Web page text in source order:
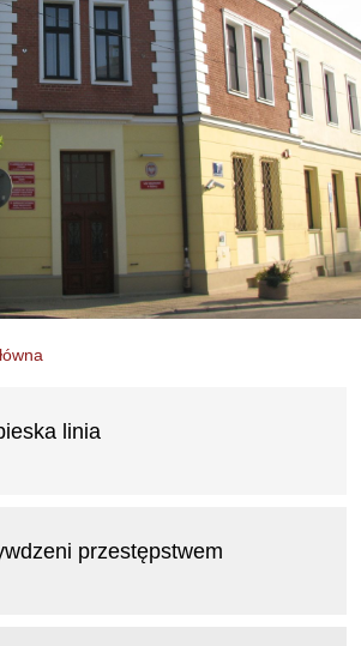
linia
przestępstwem